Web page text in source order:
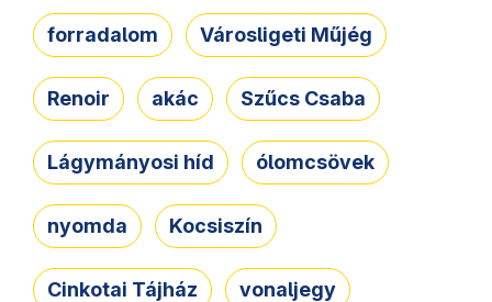
forradalom Városligeti Műjég
Renoir akác Szűcs Csaba
Lágymányosi híd ólomcsövek
nyomda Kocsiszín
Cinkotai Tájház vonaljegy